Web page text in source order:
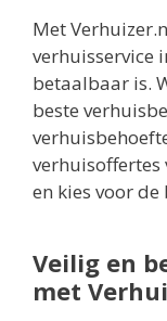
Met
verhuisservice
betaalbaar is.
beste
verhuisoffertes
en kies voor de
Veilig en
met